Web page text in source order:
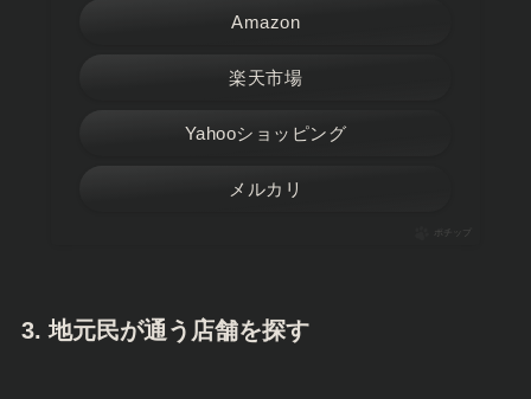
Amazon
楽天市場
Yahooショッピング
メルカリ
ポチップ
3.地元民が通う店舗を探す